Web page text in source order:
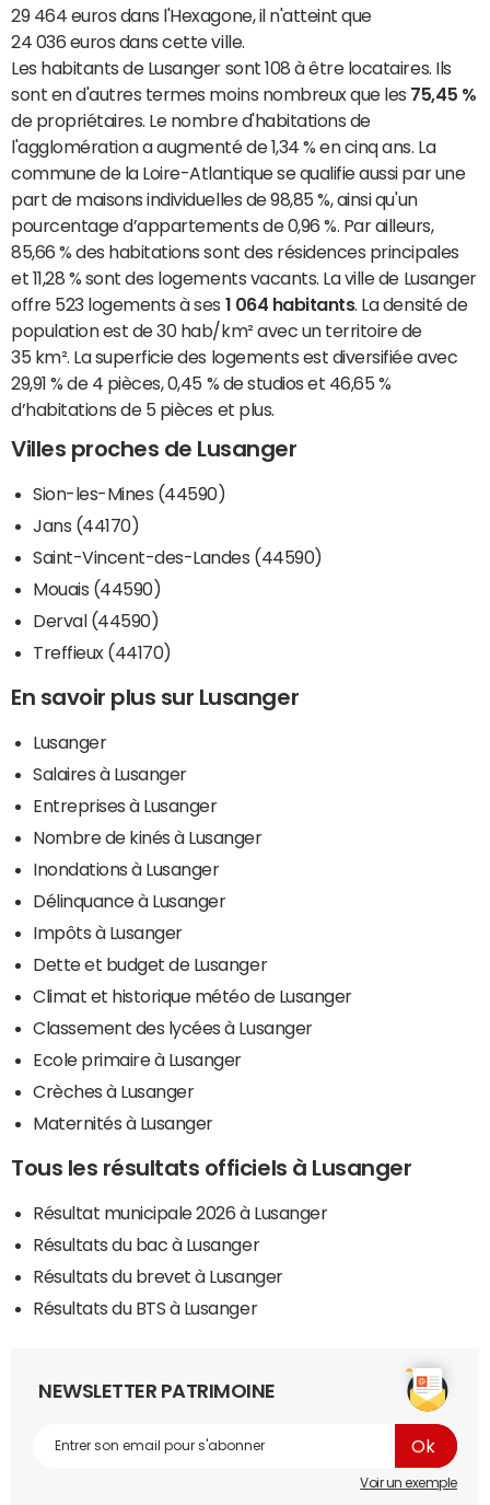
29 464 euros dans l'Hexagone, il n'atteint que
24 036 euros dans cette ville.
Les habitants de Lusanger sont 108 à être locataires. Ils
sont en d'autres termes moins nombreux que les 75,45 %
de propriétaires. Le nombre d'habitations de
l'agglomération a augmenté de 1,34 % en cinq ans. La
commune de la Loire-Atlantique se qualifie aussi par une
part de maisons individuelles de 98,85 %, ainsi qu'un
pourcentage d’appartements de 0,96 %. Par ailleurs,
85,66 % des habitations sont des résidences principales
et 11,28 % sont des logements vacants. La ville de Lusanger
offre 523 logements à ses 1 064 habitants. La densité de
population est de 30 hab/km² avec un territoire de
35 km². La superficie des logements est diversifiée avec
29,91 % de 4 pièces, 0,45 % de studios et 46,65 %
d’habitations de 5 pièces et plus.
Villes proches de Lusanger
Sion-les-Mines (44590)
Jans (44170)
Saint-Vincent-des-Landes (44590)
Mouais (44590)
Derval (44590)
Treffieux (44170)
En savoir plus sur Lusanger
Lusanger
Salaires à Lusanger
Entreprises à Lusanger
Nombre de kinés à Lusanger
Inondations à Lusanger
Délinquance à Lusanger
Impôts à Lusanger
Dette et budget de Lusanger
Climat et historique météo de Lusanger
Classement des lycées à Lusanger
Ecole primaire à Lusanger
Crèches à Lusanger
Maternités à Lusanger
Tous les résultats officiels à Lusanger
Résultat municipale 2026 à Lusanger
Résultats du bac à Lusanger
Résultats du brevet à Lusanger
Résultats du BTS à Lusanger
NEWSLETTER PATRIMOINE
Voir un exemple